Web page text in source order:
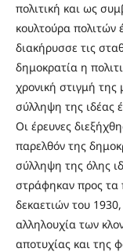
πολιτική και ως
κουλτούρα πολιτών
διακήρυσσε τις
δημοκρατία η
χρονική στιγμή της
σύλληψη της ιδέας
Οι έρευνες
παρελθόν της
σύλληψη της όλης
στράφηκαν προς τα
δεκαετιών του
αλληλουχία των
αποτυχίας και της